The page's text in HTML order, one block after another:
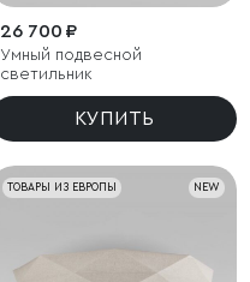
26 700 ₽
Умный подвесной
светильник
КУПИТЬ
NEW
ТОВАРЫ ИЗ ЕВРОПЫ